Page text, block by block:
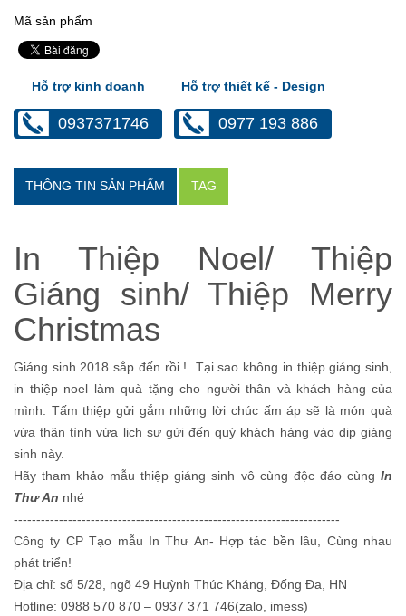
Mã sản phẩm
Hỗ trợ kinh doanh
0937371746
Hỗ trợ thiết kế - Design
0977 193 886
THÔNG TIN SẢN PHẨM TAG
In Thiệp Noel/ Thiệp
Giáng sinh/ Thiệp Merry
Christmas
Giáng sinh 2018 sắp đến rồi ! Tại sao không in thiệp giáng sinh,
in thiệp noel làm quà tặng cho người thân và khách hàng của
mình. Tấm thiệp gửi gắm những lời chúc ấm áp sẽ là món quà
vừa thân tình vừa lịch sự gửi đến quý khách hàng vào dịp giáng
sinh này.
Hãy tham khảo mẫu thiệp giáng sinh vô cùng độc đáo cùng In
Thư An nhé
------------------------------------------------------------------------
Công ty CP Tạo mẫu In Thư An- Hợp tác bền lâu, Cùng nhau
phát triển!
Địa chỉ: số 5/28, ngõ 49 Huỳnh Thúc Kháng, Đống Đa, HN
Hotline: 0988 570 870 – 0937 371 746(zalo, imess)